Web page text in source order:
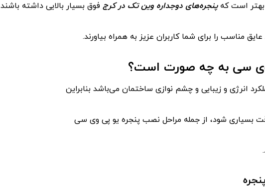
بهتر است کهپنجره‌های دوجداره وین تک در کرجفوق بسیار بالایی داشته باشند
مناسب را برای شما کاربران عزیز به همراه بیاورند.
سی به چه صورت است؟
انرژی و زیبایی و چشم نوازی ساختمان می‌باشد بنابراین
بسیاری شود، از جمله مراحل نصب پنجره یو پی وی سی